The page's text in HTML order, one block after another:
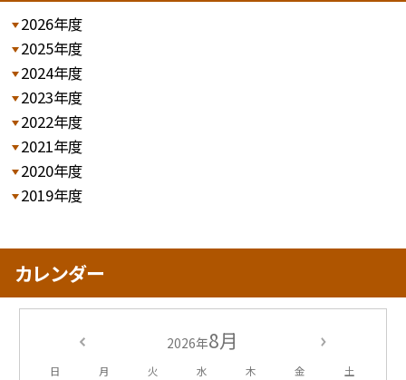
2026年度
2025年度
2024年度
2023年度
2022年度
2021年度
2020年度
2019年度
カレンダー
2026年8月
日 月 火 水 木 金 土